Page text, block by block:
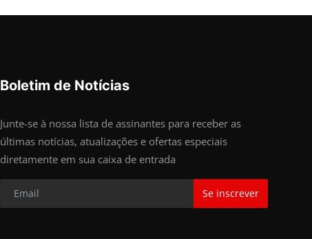
Boletim de Notícias
Junte-se à nossa lista de assinantes para receber as
últimas notícias, atualizações e ofertas especiais
diretamente em sua caixa de entrada
Se inscrever